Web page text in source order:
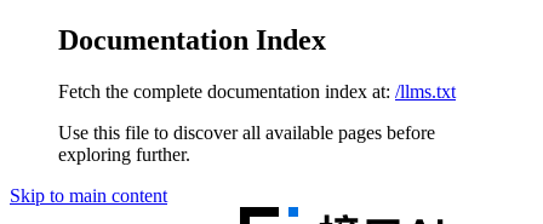
Documentation Index
Fetch the complete documentation index at: /llms.txt
Use this file to discover all available pages before
exploring further.
Skip to main content